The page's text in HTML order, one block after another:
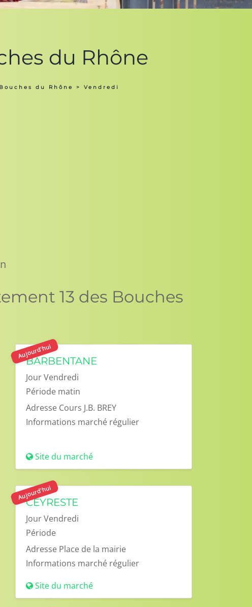
du Rhône
du Rhône > Vendredi
13 des Bouches
Aujourd'hui
BARBENTANE
JourVendredi
Période matin
Adresse Cours J.B. BREY
Informations marché régulier
Site du marché
Aujourd'hui
CEYRESTE
JourVendredi
Période
Adresse Place de la mairie
Informations marché régulier
Site du marché